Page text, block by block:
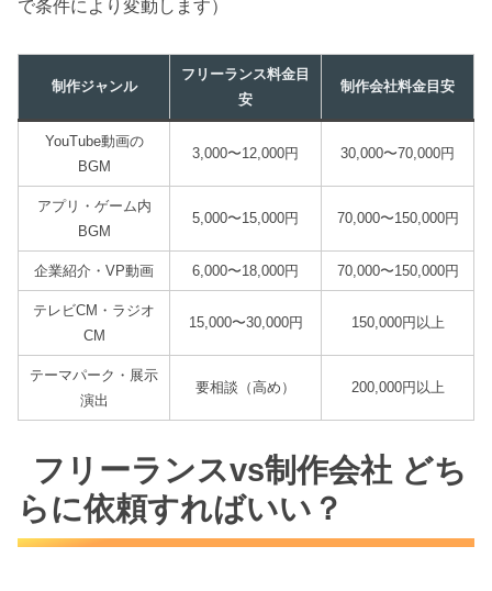
で条件により変動します）
制作ジャンル
フリーランス料金目
安
制作会社料金目安
YouTube動画の
BGM
3,000〜12,000円 30,000〜70,000円
アプリ・ゲーム内
BGM
5,000〜15,000円 70,000〜150,000円
企業紹介・VP動画 6,000〜18,000円 70,000〜150,000円
テレビCM・ラジオ
CM
15,000〜30,000円 150,000円以上
テーマパーク・展示
演出
要相談（高め） 200,000円以上
フリーランスvs制作会社 どち
らに依頼すればいい？